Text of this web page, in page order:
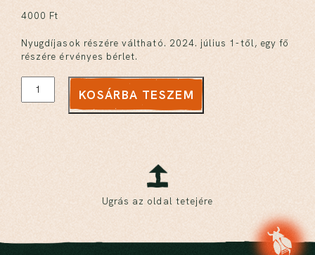
4000 Ft
Nyugdíjasok részére váltható. 2024. július 1-től, egy fő
részére érvényes bérlet.
KOSÁRBA TESZEM
Ugrás az oldal tetejére